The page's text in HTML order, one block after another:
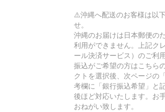
⚠️沖縄へ配送のお客様は以
せ。
沖縄のお届けは日本郵便の
利用ができません。上記ク
ール決済サービス）のご利
振込がご希望の方はこちら
クトを選択後、次ページの
考欄に「銀行振込希望」と
後ほど対応いたします。お
おねがい致します。